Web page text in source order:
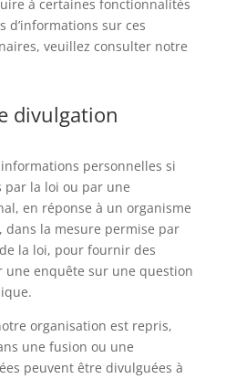
à certaines fonctionnalités
d’informations sur ces
veuillez consulter notre
divulgation
personnelles si
par la loi ou par une
en réponse à un organisme
dans la mesure permise par
la loi, pour fournir des
enquête sur une question
organisation est repris,
une fusion ou une
peuvent être divulguées à